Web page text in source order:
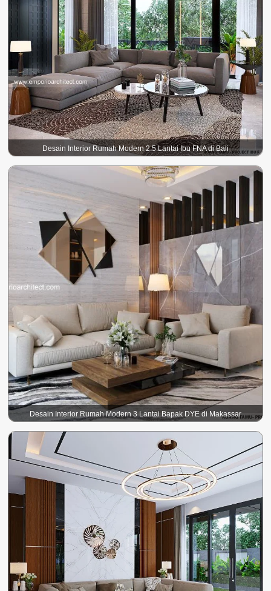
Desain Interior Rumah Modern 2.5 Lantai Ibu FNA di Bali
Desain Interior Rumah Modern 3 Lantai Bapak DYE di Makassar